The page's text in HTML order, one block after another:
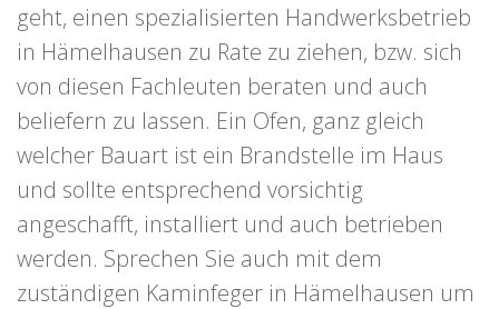
geht, einen spezialisierten Handwerksbetrieb
in Hämelhausen zu Rate zu ziehen, bzw. sich
von diesen Fachleuten beraten und auch
beliefern zu lassen. Ein Ofen, ganz gleich
welcher Bauart ist ein Brandstelle im Haus
und sollte entsprechend vorsichtig
angeschafft, installiert und auch betrieben
werden. Sprechen Sie auch mit dem
zuständigen Kaminfeger in Hämelhausen um